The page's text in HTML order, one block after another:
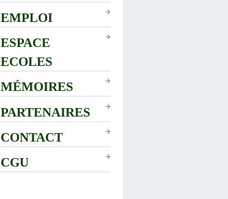
EMPLOI
ESPACE
ECOLES
MÉMOIRES
PARTENAIRES
CONTACT
CGU